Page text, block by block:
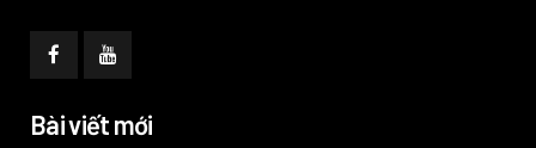
Bài viết mới